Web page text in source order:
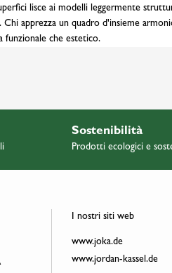
lisce ai modelli leggermente
apprezza un quadro d'insieme
funzionale che estetico.
Sostenibilità
Prodotti ecologici e
I nostri siti web
www.joka.de
www.jordan-kassel.de